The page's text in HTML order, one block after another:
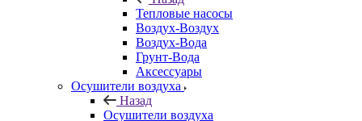
Тепловые насосы
Воздух-Воздух
Воздух-Вода
Грунт-Вода
Аксессуары
Осушители воздуха
Назад
Осушители воздуха